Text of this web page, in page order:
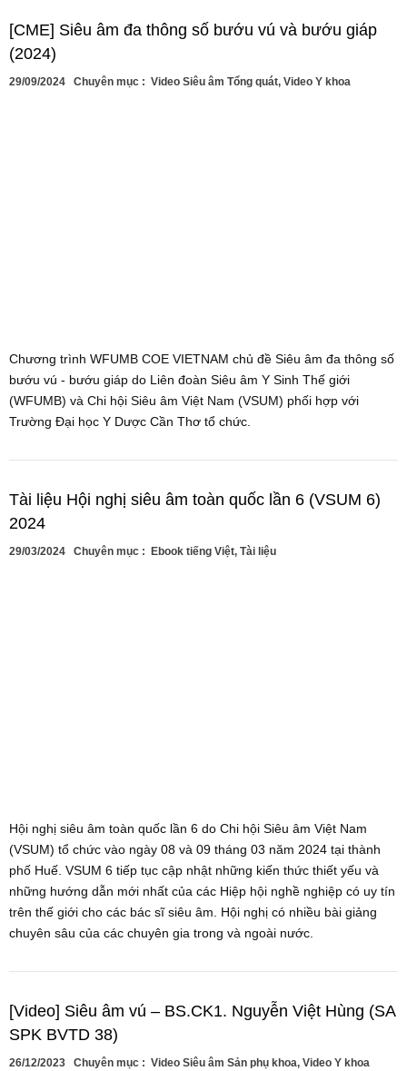
[CME] Siêu âm đa thông số bướu vú và bướu giáp
(2024)
29/09/2024 Chuyên mục : Video Siêu âm Tổng quát, Video Y khoa
Chương trình WFUMB COE VIETNAM chủ đề Siêu âm đa thông số
bướu vú - bướu giáp do Liên đoàn Siêu âm Y Sinh Thế giới
(WFUMB) và Chi hội Siêu âm Việt Nam (VSUM) phối hợp với
Trường Đại học Y Dược Cần Thơ tổ chức.
Tài liệu Hội nghị siêu âm toàn quốc lần 6 (VSUM 6)
2024
29/03/2024 Chuyên mục : Ebook tiếng Việt, Tài liệu
Hội nghị siêu âm toàn quốc lần 6 do Chi hội Siêu âm Việt Nam
(VSUM) tổ chức vào ngày 08 và 09 tháng 03 năm 2024 tại thành
phố Huế. VSUM 6 tiếp tục cập nhật những kiến thức thiết yếu và
những hướng dẫn mới nhất của các Hiệp hội nghề nghiệp có uy tín
trên thế giới cho các bác sĩ siêu âm. Hội nghị có nhiều bài giảng
chuyên sâu của các chuyên gia trong và ngoài nước.
[Video] Siêu âm vú – BS.CK1. Nguyễn Việt Hùng (SA
SPK BVTD 38)
26/12/2023 Chuyên mục : Video Siêu âm Sản phụ khoa, Video Y khoa